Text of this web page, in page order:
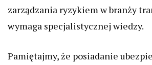
zarządzania ryzykiem w branży
wymaga specjalistycznej wiedzy.
Pamiętajmy, że posiadanie